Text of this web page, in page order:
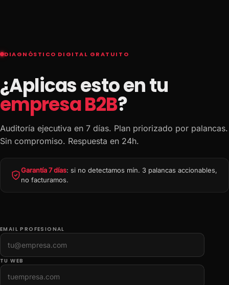
DIAGNÓSTICO DIGITAL GRATUITO
¿Aplicas esto en tu
empresa B2B?
Auditoría ejecutiva en 7 días. Plan priorizado por palancas.
Sin compromiso. Respuesta en 24h.
Garantía 7 días: si no detectamos mín. 3 palancas accionables,
no facturamos.
EMAIL PROFESIONAL
TU WEB